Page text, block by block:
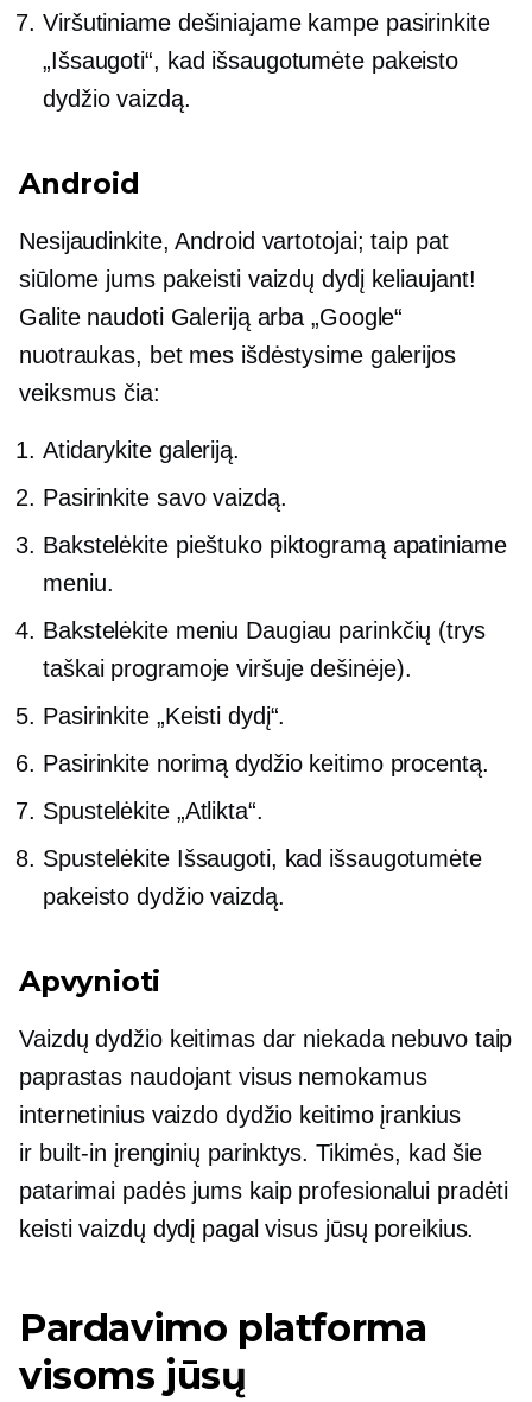
Viršutiniame dešiniajame kampe pasirinkite
„Išsaugoti“, kad išsaugotumėte pakeisto
dydžio vaizdą.
Android
Nesijaudinkite, Android vartotojai; taip pat
siūlome jums pakeisti vaizdų dydį keliaujant!
Galite naudoti Galeriją arba „Google“
nuotraukas, bet mes išdėstysime galerijos
veiksmus čia:
Atidarykite galeriją.
Pasirinkite savo vaizdą.
Bakstelėkite pieštuko piktogramą apatiniame
meniu.
Bakstelėkite meniu Daugiau parinkčių (trys
taškai programojeviršuje dešinėje).
Pasirinkite „Keisti dydį“.
Pasirinkite norimą dydžio keitimo procentą.
Spustelėkite „Atlikta“.
Spustelėkite Išsaugoti, kad išsaugotumėte
pakeisto dydžio vaizdą.
Apvynioti
Vaizdų dydžio keitimas dar niekada nebuvo taip
paprastas naudojant visus nemokamus
internetinius vaizdo dydžio keitimo įrankius
ir built-in įrenginių parinktys. Tikimės, kad šie
patarimai padės jums kaip profesionalui pradėti
keisti vaizdų dydį pagal visus jūsų poreikius.
Pardavimo platforma
visoms jūsų